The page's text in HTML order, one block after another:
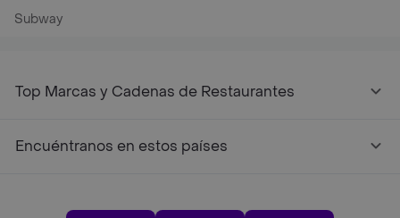
Subway
Top Marcas y Cadenas de Restaurantes
Encuéntranos en estos países